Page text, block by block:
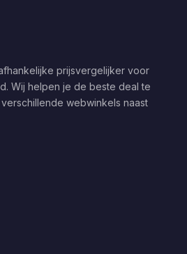
prijsvergelijker voor
Wij helpen je de beste deal te
webwinkels naast